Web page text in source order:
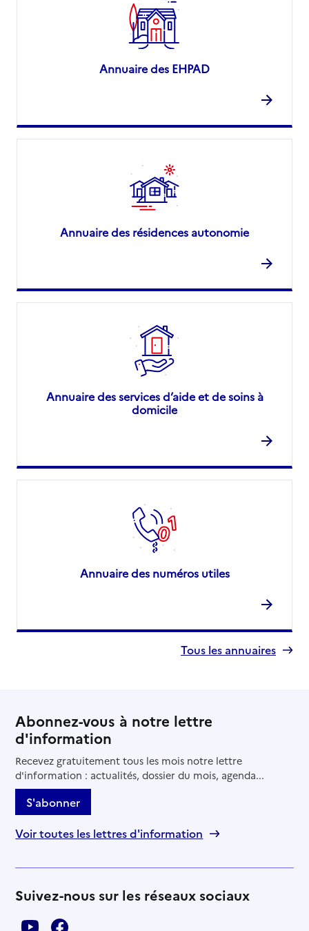
Annuaire des EHPAD
Annuaire des résidences autonomie
Annuaire des services d’aide et de soins à
domicile
Annuaire des numéros utiles
Tous les annuaires
Abonnez-vous à notre lettre
d'information
Recevez gratuitement tous les mois notre lettre
d'information : actualités, dossier du mois, agenda...
S'abonner
Voir toutes les lettres d'information
Suivez-nous sur les réseaux sociaux